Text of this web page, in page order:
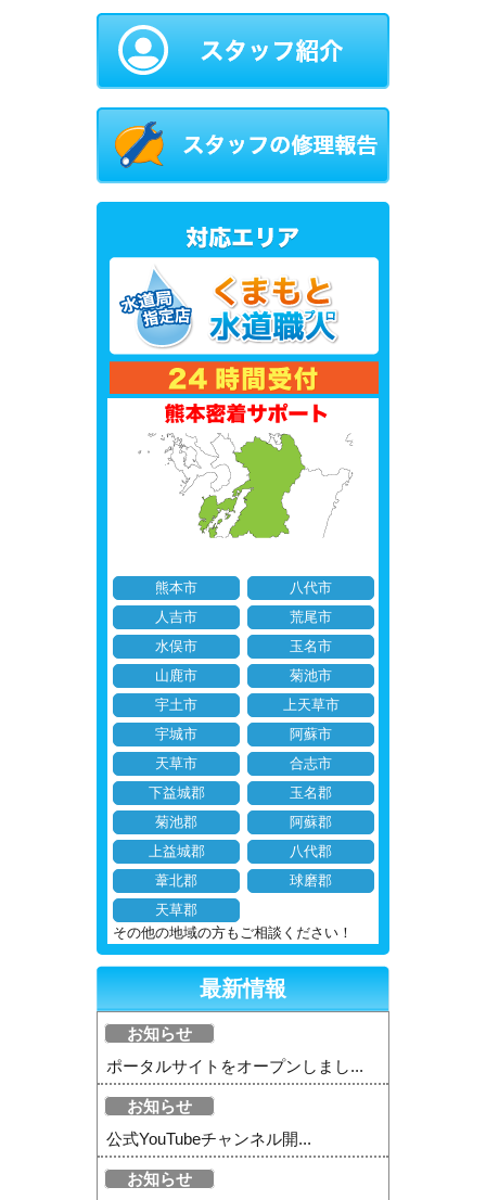
熊本市
八代市
人吉市
荒尾市
水俣市
玉名市
山鹿市
菊池市
宇土市
上天草市
宇城市
阿蘇市
天草市
合志市
下益城郡
玉名郡
菊池郡
阿蘇郡
上益城郡
八代郡
葦北郡
球磨郡
天草郡
その他の地域の方もご相談ください！
最新情報
お知らせ
ポータルサイトをオープンしまし...
お知らせ
公式YouTubeチャンネル開...
お知らせ